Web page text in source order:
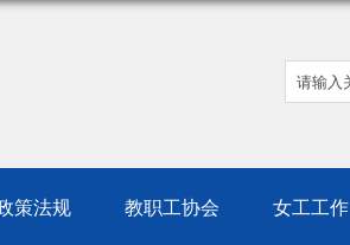
策法规 教职工协会 女工工作